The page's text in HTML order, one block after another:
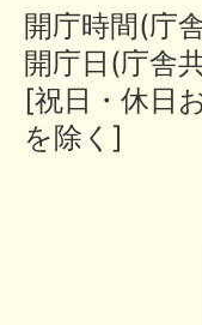
開庁時間(庁
開庁日(庁舎
[祝日・休日
を除く]